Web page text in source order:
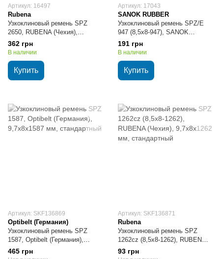
Артикул: 16497
Rubena
Узкоклиновый ремень SPZ
2650, RUBENA (Чехия),
9,7х8х2650 мм, стандартный
362 грн
В наличии
Купить
Артикул: 17043
SANOK RUBBER
Узкоклиновый ремень SPZ/E
947 (8,5х8-947), SANOK
RUBBER (Польша), 9,7х8х947
мм, усиленный
191 грн
В наличии
Купить
Артикул: SKF136869
Optibelt (Германия)
Узкоклиновый ремень SPZ
1587, Optibelt (Германия),
9,7х8х1587 мм, стандартный
465 грн
Артикул: SKF136871
Rubena
Узкоклиновый ремень SPZ
1262cz (8,5х8-1262), RUBENA
(Чехия), 9,7х8х1262 мм,
стандартный
93 грн